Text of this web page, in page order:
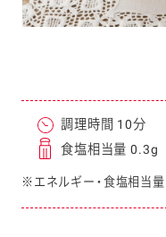
調理時間 10分
食塩相当量 0.3g
※エネルギー・食塩相当